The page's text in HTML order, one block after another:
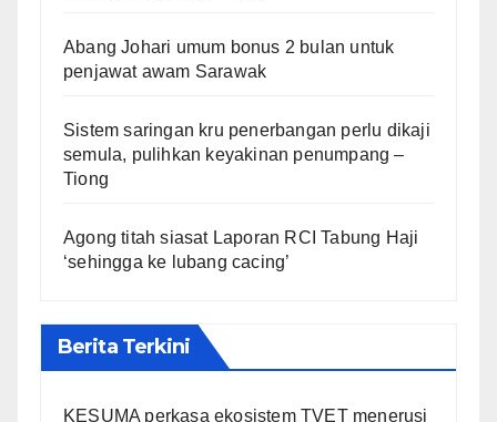
Abang Johari umum bonus 2 bulan untuk
penjawat awam Sarawak
Sistem saringan kru penerbangan perlu dikaji
semula, pulihkan keyakinan penumpang –
Tiong
Agong titah siasat Laporan RCI Tabung Haji
‘sehingga ke lubang cacing’
Berita Terkini
KESUMA perkasa ekosistem TVET menerusi